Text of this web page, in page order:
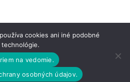
CAREERS
LEGAL INFORMATION
je chránený autorským právom.
cookies ani iné podobné
technológie.
na vedomie.
osobných údajov.